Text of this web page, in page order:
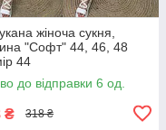
жіноча сукня,
"Софт" 44, 46, 48
44
до відправки 6 од.
₴ 318 ₴